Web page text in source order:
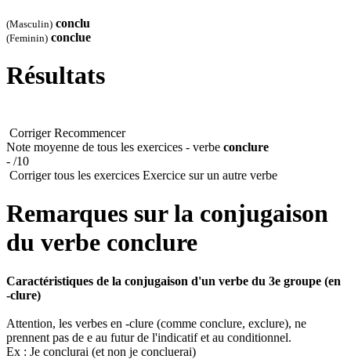
(Masculin) conclu
(Feminin) conclue
Résultats
CorrigerRecommencer
Note moyenne de tous les exercices - verbe conclure
- /10
Corriger tous les exercices Exercice sur un autre verbe
Remarques sur la conjugaison
du verbe conclure
Caractéristiques de la conjugaison d'un verbe du 3e groupe (en
-clure)
Attention, les verbes en -clure (comme conclure, exclure), ne
prennent pas de e au futur de l'indicatif et au conditionnel.
Ex : Je conclurai (et non je concluerai)